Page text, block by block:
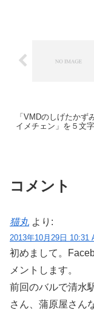
「VMDのしげたかず
イメチェン」を５文
コメント
猫丸 より:
2013年10月29日 10:31
初めまして。
メントします。
前回のバルで清水
さん、蒲原屋さん